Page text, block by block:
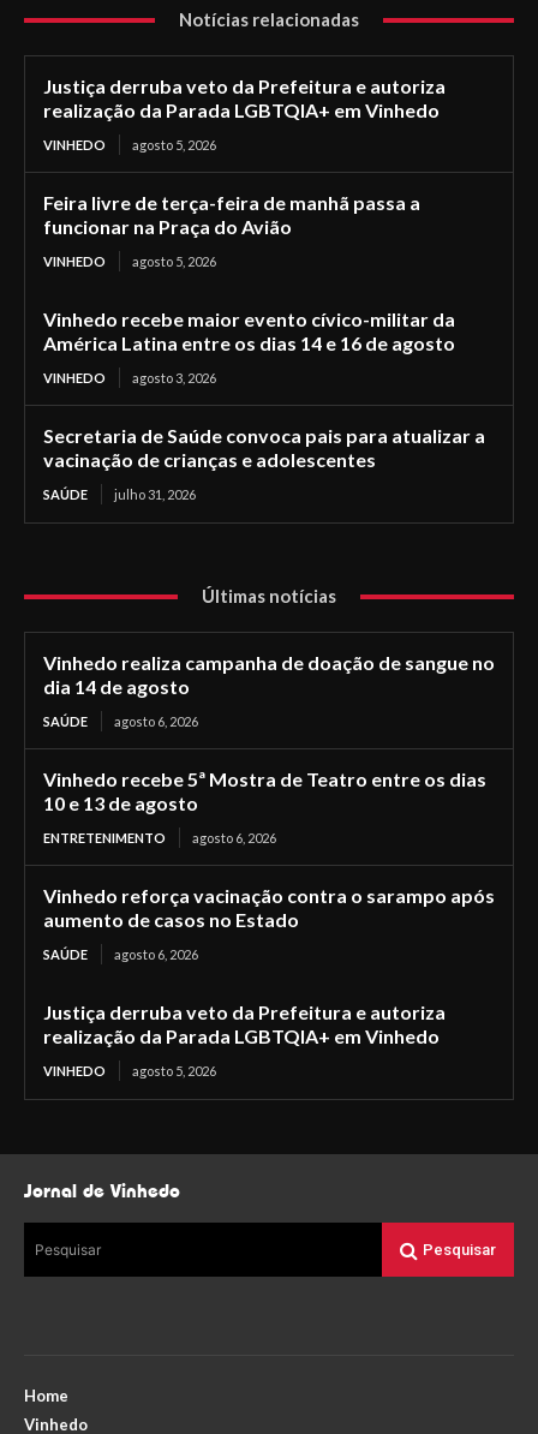
Notícias relacionadas
Justiça derruba veto da Prefeitura e autoriza
realização da Parada LGBTQIA+ em Vinhedo
VINHEDO agosto 5, 2026
Feira livre de terça-feira de manhã passa a
funcionar na Praça do Avião
VINHEDO agosto 5, 2026
Vinhedo recebe maior evento cívico-militar da
América Latina entre os dias 14 e 16 de agosto
VINHEDO agosto 3, 2026
Secretaria de Saúde convoca pais para atualizar a
vacinação de crianças e adolescentes
SAÚDE julho 31, 2026
Últimas notícias
Vinhedo realiza campanha de doação de sangue no
dia 14 de agosto
SAÚDE agosto 6, 2026
Vinhedo recebe 5ª Mostra de Teatro entre os dias
10 e 13 de agosto
ENTRETENIMENTO agosto 6, 2026
Vinhedo reforça vacinação contra o sarampo após
aumento de casos no Estado
SAÚDE agosto 6, 2026
Justiça derruba veto da Prefeitura e autoriza
realização da Parada LGBTQIA+ em Vinhedo
VINHEDO agosto 5, 2026
Jornal de Vinhedo
Pesquisar Pesquisar
Home
Vinhedo